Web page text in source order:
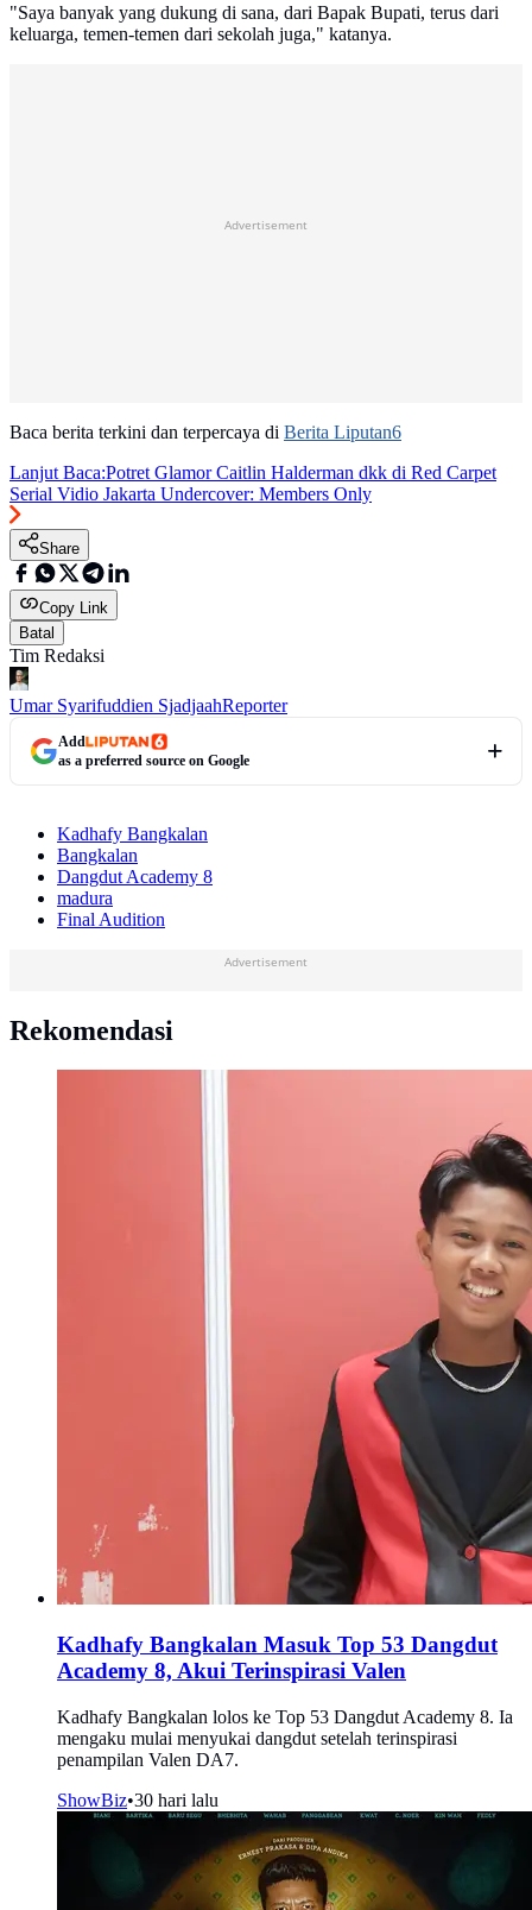
"Saya banyak yang dukung di sana, dari Bapak Bupati, terus dari
keluarga, temen-temen dari sekolah juga," katanya.
Advertisement
Baca berita terkini dan terpercaya di Berita Liputan6
Lanjut Baca:Potret Glamor Caitlin Halderman dkk di Red Carpet
Serial Vidio Jakarta Undercover: Members Only
Share
Copy Link
Batal
Tim Redaksi
Umar Syarifuddien SjadjaahReporter
Add
as a preferred source on Google
Kadhafy Bangkalan
Bangkalan
Dangdut Academy 8
madura
Final Audition
Advertisement
Rekomendasi
Kadhafy Bangkalan Masuk Top 53 Dangdut
Academy 8, Akui Terinspirasi Valen
Kadhafy Bangkalan lolos ke Top 53 Dangdut Academy 8. Ia
mengaku mulai menyukai dangdut setelah terinspirasi
penampilan Valen DA7.
ShowBiz•30 hari lalu